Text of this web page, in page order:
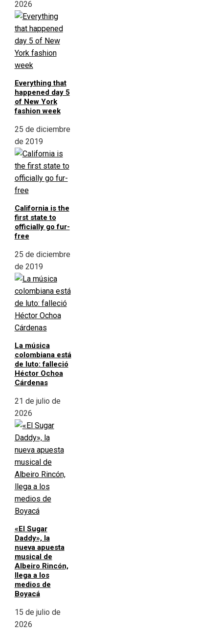
2026
Everything that
happened day 5
of New York
fashion week
25 de diciembre
de 2019
California is the
first state to
officially go fur-
free
25 de diciembre
de 2019
La música
colombiana está
de luto: falleció
Héctor Ochoa
Cárdenas
21 de julio de
2026
«El Sugar
Daddy», la
nueva apuesta
musical de
Albeiro Rincón,
llega a los
medios de
Boyacá
15 de julio de
2026